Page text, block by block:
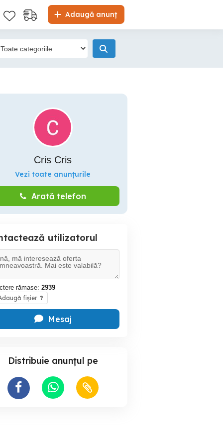
Adaugă anunț
Cris Cris
Vezi toate anunțurile
Arată telefon
utilizatorul
rămase: 2939
fișier ?
Mesaj
Distribuie anunțul pe